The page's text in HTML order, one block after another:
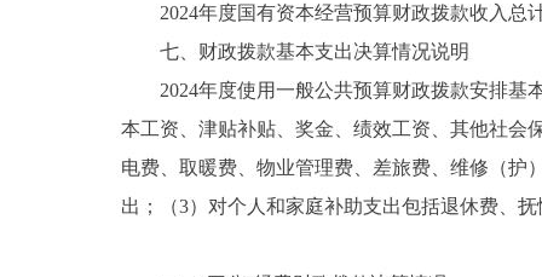
2024年度国有资本经营预算财政拨款收入总
七、财政拨款基本支出决算情况说明
2024年度使用一般公共预算财政拨款安排基本
本工资、津贴补贴、奖金、绩效工资、其他社会
电费、取暖费、物业管理费、差旅费、维修（护
出；（3）对个人和家庭补助支出包括退休费、